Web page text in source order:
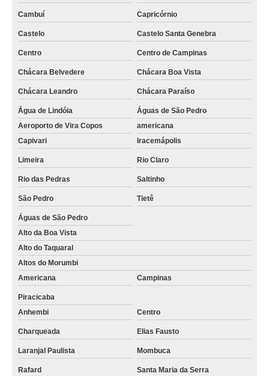
Cambuí Capricórnio
Castelo Castelo Santa Genebra
Centro Centro de Campinas
Chácara Belvedere Chácara Boa Vista
Chácara Leandro Chácara Paraíso
Água de Lindóia
Águas de São Pedro
Aeroporto de Vira Copos
americana
Capivari
Iracemápolis
Limeira Rio Claro
Rio das Pedras Saltinho
São Pedro Tietê
Águas de São Pedro
Alto da Boa Vista
Alto do Taquaral
Altos do Morumbi
Americana
Campinas
Piracicaba
Anhembi
Centro
Charqueada Elias Fausto
Laranjal Paulista Mombuca
Rafard
Santa Maria da Serra